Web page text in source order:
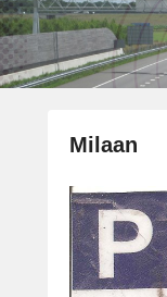
Milaan
e
p
l
a